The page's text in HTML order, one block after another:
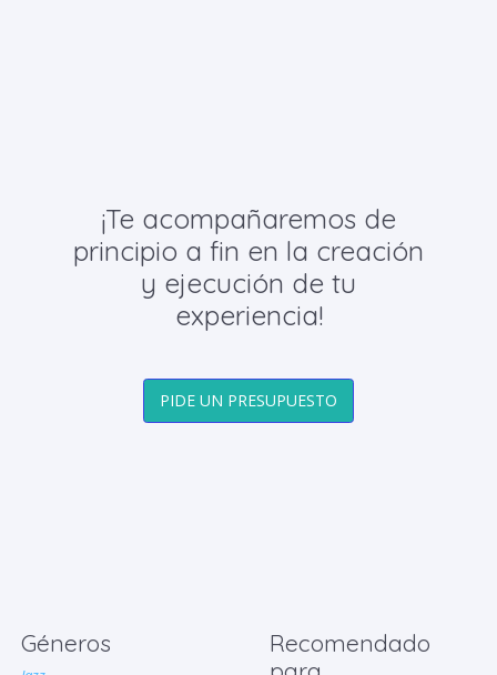
¡Te acompañaremos de
principio a fin en la creación
y ejecución de tu
experiencia!
PIDE UN PRESUPUESTO
Géneros
Recomendado